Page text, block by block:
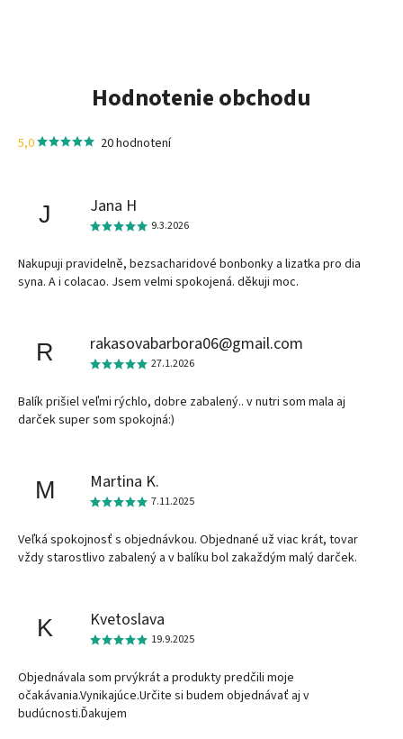
Hodnotenie obchodu
5,0 20 hodnotení
J Jana H
9.3.2026
Nakupuji pravidelně, bezsacharidové bonbonky a lizatka pro dia
syna. A i colacao. Jsem velmi spokojená. děkuji moc.
R rakasovabarbora06@gmail.com
27.1.2026
Balík prišiel veľmi rýchlo, dobre zabalený.. v nutri som mala aj
darček super som spokojná:)
M Martina K.
7.11.2025
Veľká spokojnosť s objednávkou. Objednané už viac krát, tovar
vždy starostlivo zabalený a v balíku bol zakaždým malý darček.
K Kvetoslava
19.9.2025
Objednávala som prvýkrát a produkty predčili moje
očakávania.Vynikajúce.Určite si budem objednávať aj v
budúcnosti.Ďakujem